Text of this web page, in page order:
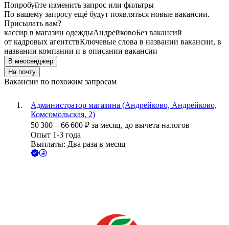
Попробуйте изменить запрос или фильтры
По вашему запросу ещё будут появляться новые вакансии.
Присылать вам?
кассир в магазин одеждыАндрейковоБез вакансий
от кадровых агентствКлючевые слова в названии вакансии, в
названии компании и в описании вакансии
В мессенджер
На почту
Вакансии по похожим запросам
Администратор магазина (Андрейково, Андрейково,
Комсомольская, 2)
50 300 – 66 600 ₽ за месяц, до вычета налогов
Опыт 1-3 года
Выплаты: Два раза в месяц